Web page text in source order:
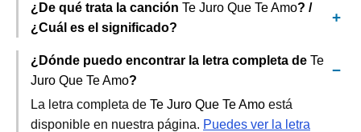
¿De qué trata la canción Te Juro Que Te Amo? /
¿Cuál es el significado?
¿Dónde puedo encontrar la letra completa de Te
Juro Que Te Amo?
La letra completa de Te Juro Que Te Amo está
disponible en nuestra página. Puedes ver la letra